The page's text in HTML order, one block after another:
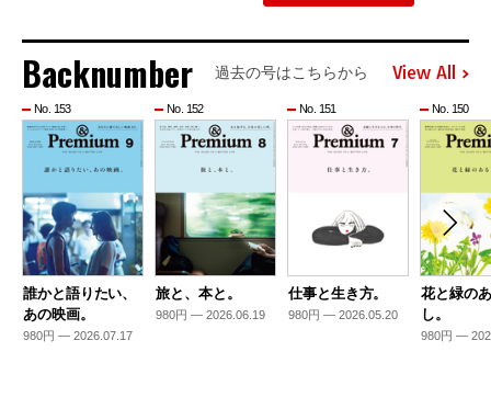
Backnumber 過去の号はこちらから View All
No. 153
誰かと語りたい、
あの映画。
980円 — 2026.07.17
No. 152
旅と、本と。
980円 — 2026.06.19
No. 151
仕事と生き方。
980円 — 2026.05.20
No. 150
花と緑の
し。
980円 —